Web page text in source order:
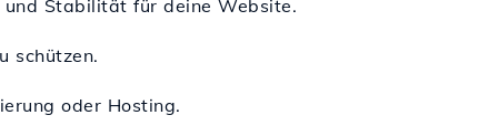
und Stabilität für deine Website.
schützen.
oder Hosting.